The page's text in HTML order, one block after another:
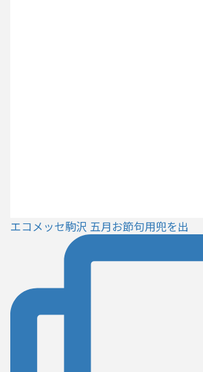
エコメッセ駒沢 五月お節句用兜を出